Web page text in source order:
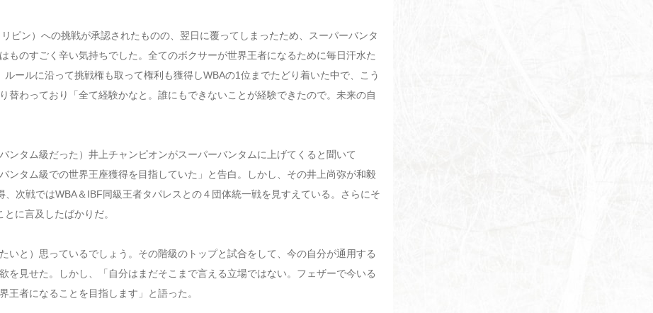
ピン）への挑戦が承認されたものの、翌日に覆ってしまったため、スーパーバンタ
ものすごく辛い気持ちでした。全てのボクサーが世界王者になるために毎日汗水た
ールに沿って挑戦権も取って権利も獲得しWBAの1位までたどり着いた中で、こう
替わっており「全て経験かなと。誰にもできないことが経験できたので。未来の自
ンタム級だった）井上チャンピオンがスーパーバンタムに上げてくると聞いて
ンタム級での世界王座獲得を目指していた」と告白。しかし、その井上尚弥が和毅
次戦ではWBA＆IBF同級王者タパレスとの４団体統一戦を見すえている。さらにそ
に言及したばかりだ。
いと）思っているでしょう。その階級のトップと試合をして、今の自分が通用する
を見せた。しかし、「自分はまだそこまで言える立場ではない。フェザーで今いる
王者になることを目指します」と語った。